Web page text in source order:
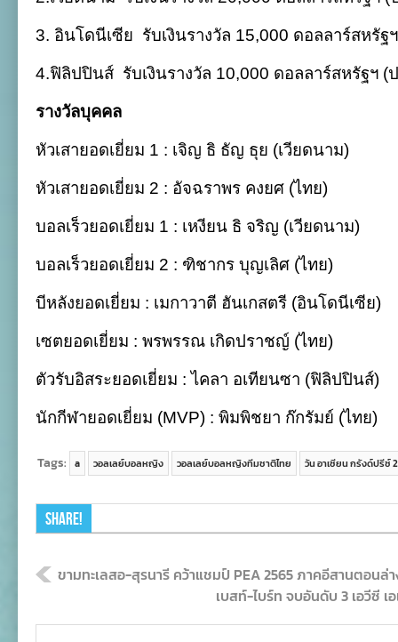
3. อินโดนีเซีย รับเงินรางวัล 15,000 ดอลลาร์สหรั
4.ฟิลิปปินส์ รับเงินรางวัล 10,000 ดอลลาร์สหรัฐฯ
รางวัลบุคคล
หัวเสายอดเยี่ยม 1 : เจิญ ธิ ธัญ ธุย (เวียดนาม)
หัวเสายอดเยี่ยม 2 : อัจฉราพร คงยศ (ไทย)
บอลเร็วยอดเยี่ยม 1 : เหงียน ธิ จริญ (เวียดนาม)
บอลเร็วยอดเยี่ยม 2 : ฑิชากร บุญเลิศ (ไทย)
บีหลังยอดเยี่ยม : เมกาวาตี ฮันเกสตรี (อินโดนีเซีย)
เซตยอดเยี่ยม : พรพรรณ เกิดปราชญ์ (ไทย)
ตัวรับอิสระยอดเยี่ยม : ไคลา อเทียนซา (ฟิลิปปินส์)
นักกีฬายอดเยี่ยม (MVP) : พิมพิชยา ก๊กรัมย์ (ไทย)
Tags: a วอลเลย์บอลหญิง วอลเลย์บอลหญิงทีมชาติไทย วัน อาเซียน กรังด์ปรีซ์
Share!
ขามทะเลสอ-สุรนารี คว้าแชมป์ PEA 2565 ภาคอีสานตอนล่
เบสท์-ไบร์ท จบอันดับ 3 เอวีซี เ